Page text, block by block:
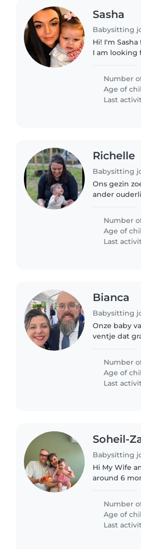
Sasha
Babysitting
Hi! I'm
I am looking
Number
Age of
Last
Richelle
Babysitting
Ons gezin
ander
Number
Age of
Last
Bianca
Babysitting
Onze baby
ventje dat
kan gaan en
Number
Age of
Last
Soheil-
Babysitting
Hi My Wife
around 6
per week.
Number
Age of
Last